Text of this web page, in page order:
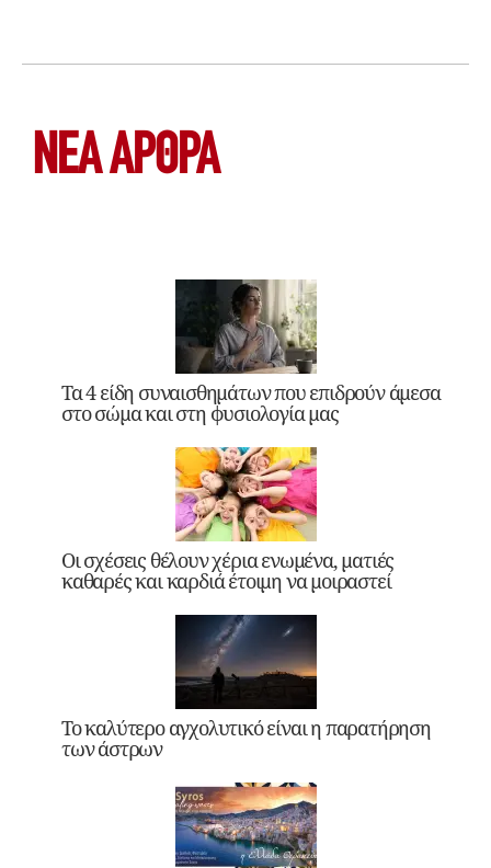
ΝΕΑ ΆΡΘΡΑ
Τα 4 είδη συναισθημάτων που επιδρούν άμεσα
στο σώμα και στη φυσιολογία μας
Οι σχέσεις θέλουν χέρια ενωμένα, ματιές
καθαρές και καρδιά έτοιμη να μοιραστεί
Το καλύτερο αγχολυτικό είναι η παρατήρηση
των άστρων